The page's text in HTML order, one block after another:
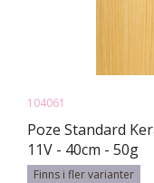
104061
Poze Standard
11V - 40cm - 50g
Finns i fler varianter